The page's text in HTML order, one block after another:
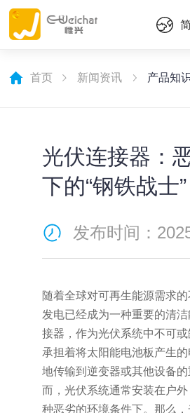
首页 新闻资讯 产品知
光伏连接器：
下的“钢铁战士”
发布时间：
随着全球对可再生能源需求
发电已经成为一种重要的清
接器，作为光伏系统中不可或
承担着将太阳能电池板产生
地传输到逆变器或其他设备
而，光伏系统通常安装在户
种恶劣的环境条件下。那么